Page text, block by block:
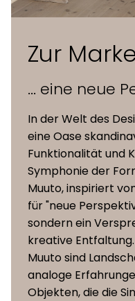
Bezug
Varianten
Schale und
Bezug
Vorderseite
gepolterte
Variante
Zur
... eine neue
In der Welt des
eine Oase
Funktionalität und
Symphonie der
Muuto, inspiriert
für "neue
sondern ein
kreative
Muuto sind
analoge
Objekten, die die